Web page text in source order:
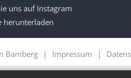
uns auf Instagram
herunterladen
Bamberg Impressum